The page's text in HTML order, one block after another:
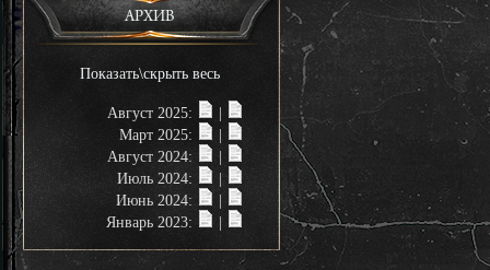
АРХИВ
Показать\скрыть весь
Август 2025:
Март 2025:
Август 2024:
Июль 2024:
Июнь 2024:
Январь 2023: